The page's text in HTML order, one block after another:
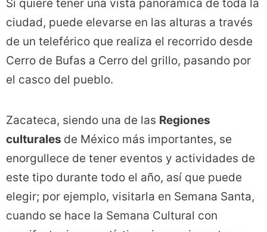
Si quiere tener una vista panorámica de toda la
ciudad, puede elevarse en las alturas a través
de un teleférico que realiza el recorrido desde
Cerro de Bufas a Cerro del grillo, pasando por
el casco del pueblo.
Zacateca, siendo una de las Regiones
culturales de México más importantes, se
enorgullece de tener eventos y actividades de
este tipo durante todo el año, así que puede
elegir; por ejemplo, visitarla en Semana Santa,
cuando se hace la Semana Cultural con